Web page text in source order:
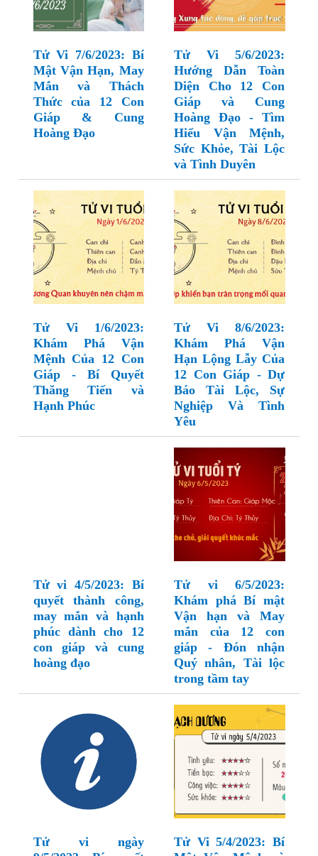
Tử Vi 7/6/2023: Bí
Mật Vận Hạn, May
Mắn và Thách
Thức của 12 Con
Giáp & Cung
Hoàng Đạo
Tử Vi 5/6/2023:
Hướng Dẫn Toàn
Diện Cho 12 Con
Giáp và Cung
Hoàng Đạo - Tìm
Hiểu Vận Mệnh,
Sức Khỏe, Tài Lộc
và Tình Duyên
Tử Vi 1/6/2023:
Khám Phá Vận
Mệnh Của 12 Con
Giáp - Bí Quyết
Thăng Tiến và
Hạnh Phúc
Tử Vi 8/6/2023:
Khám Phá Vận
Hạn Lộng Lẫy Của
12 Con Giáp - Dự
Báo Tài Lộc, Sự
Nghiệp Và Tình
Yêu
Tử vi 4/5/2023: Bí
quyết thành công,
may mắn và hạnh
phúc dành cho 12
con giáp và cung
hoàng đạo
Tử vi 6/5/2023:
Khám phá Bí mật
Vận hạn và May
mắn của 12 con
giáp - Đón nhận
Quý nhân, Tài lộc
trong tầm tay
Tử vi ngày
Tử Vi 5/4/2023: Bí